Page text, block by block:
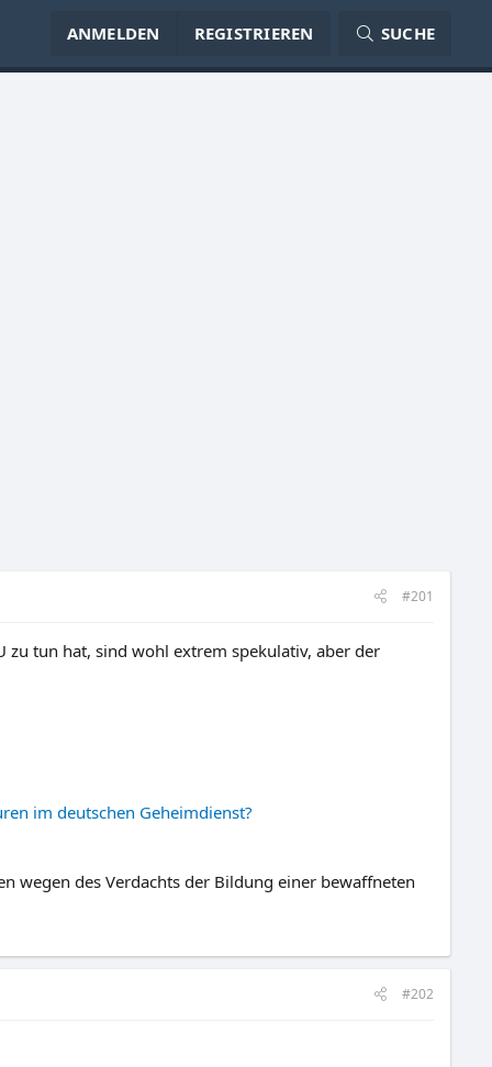
ANMELDEN REGISTRIEREN SUCHE
#201
zu tun hat, sind wohl extrem spekulativ, aber der
im deutschen Geheimdienst?
wegen des Verdachts der Bildung einer bewaffneten
#202